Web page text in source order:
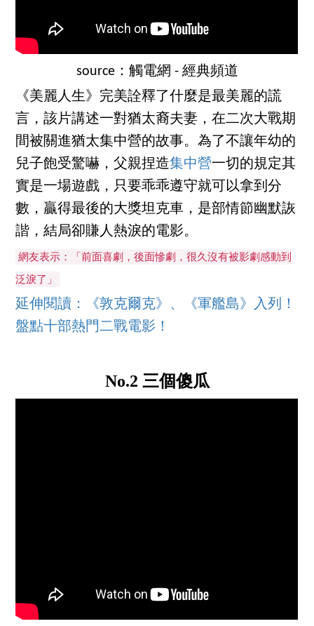
source：觸電網 - 經典頻道
《美麗人生》完美詮釋了什麼是最美麗的謊
言，該片講述一對猶太裔夫妻，在二次大戰期
間被關進猶太集中營的故事。為了不讓年幼的
兒子飽受驚嚇，父親捏造集中營一切的規定其
實是一場遊戲，只要乖乖遵守就可以拿到分
數，贏得最後的大獎坦克車，是部情節幽默詼
諧，結局卻賺人熱淚的電影。
網友表示：「前面喜劇，後面慘劇，很久沒有被影劇感動到
泛淚了」
延伸閱讀：《敦克爾克》、《軍艦島》入列！
盤點十部熱門二戰電影！
No.2 三個傻瓜